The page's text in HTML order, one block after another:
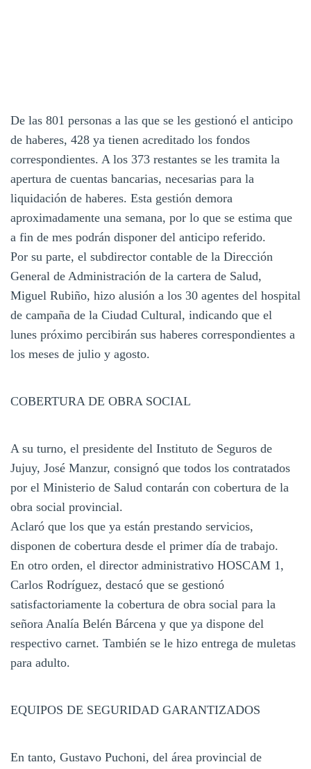
De las 801 personas a las que se les gestionó el anticipo
de haberes, 428 ya tienen acreditado los fondos
correspondientes. A los 373 restantes se les tramita la
apertura de cuentas bancarias, necesarias para la
liquidación de haberes. Esta gestión demora
aproximadamente una semana, por lo que se estima que
a fin de mes podrán disponer del anticipo referido.
Por su parte, el subdirector contable de la Dirección
General de Administración de la cartera de Salud,
Miguel Rubiño, hizo alusión a los 30 agentes del hospital
de campaña de la Ciudad Cultural, indicando que el
lunes próximo percibirán sus haberes correspondientes a
los meses de julio y agosto.
COBERTURA DE OBRA SOCIAL
A su turno, el presidente del Instituto de Seguros de
Jujuy, José Manzur, consignó que todos los contratados
por el Ministerio de Salud contarán con cobertura de la
obra social provincial.
Aclaró que los que ya están prestando servicios,
disponen de cobertura desde el primer día de trabajo.
En otro orden, el director administrativo HOSCAM 1,
Carlos Rodríguez, destacó que se gestionó
satisfactoriamente la cobertura de obra social para la
señora Analía Belén Bárcena y que ya dispone del
respectivo carnet. También se le hizo entrega de muletas
para adulto.
EQUIPOS DE SEGURIDAD GARANTIZADOS
En tanto, Gustavo Puchoni, del área provincial de